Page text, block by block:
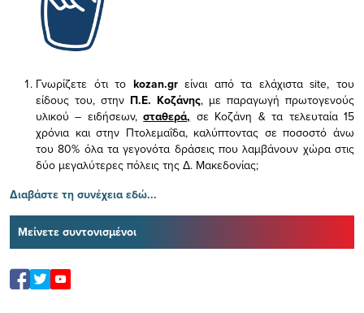
Γνωρίζετε ότι το kozan.gr είναι από τα ελάχισταsite, του
είδους του, στην Π.Ε. Κοζάνης, με παραγωγή πρωτογενούς
υλικού – ειδήσεων,σταθερά, σε Κοζάνη & τα τελευταία 15
χρόνια και στην Πτολεμαΐδα, καλύπτοντας σε ποσοστό άνω
του 80% όλα τα γεγονότα δράσεις που λαμβάνουν χώρα στις
δύο μεγαλύτερες πόλεις της Δ. Μακεδονίας;
Διαβάστε τη συνέχεια εδώ...
Μείνετε συντονισμένοι